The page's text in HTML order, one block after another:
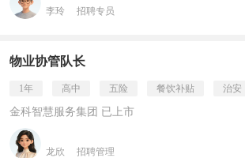
李玲 招聘专员
物业协管队长
1年 高中 五险 餐饮补贴 治安
金科智慧服务集团 已上市
龙欣 招聘管理